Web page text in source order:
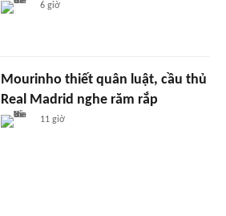
6 giờ
Mourinho thiết quân luật, cầu thủ
Real Madrid nghe răm rắp
11 giờ